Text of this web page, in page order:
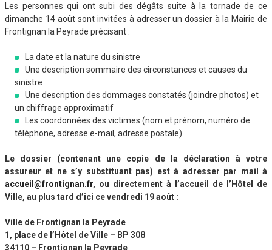
Les personnes qui ont subi des dégâts suite à la tornade de ce
dimanche 14 août sont invitées à adresser un dossier à la Mairie de
Frontignan la Peyrade précisant :
La date et la nature du sinistre
Une description sommaire des circonstances et causes du
sinistre
Une description des dommages constatés (joindre photos) et
un chiffrage approximatif
Les coordonnées des victimes (nom et prénom, numéro de
téléphone, adresse e-mail, adresse postale)
Le dossier (contenant une copie de la déclaration à votre
assureur et ne s’y substituant pas) est à adresser par mail à
accueil@frontignan.fr, ou directement à l’accueil de l’Hôtel de
Ville, au plus tard d’ici ce vendredi 19 août :
Ville de Frontignan la Peyrade
1, place de l’Hôtel de Ville – BP 308
34110 – Frontignan la Peyrade